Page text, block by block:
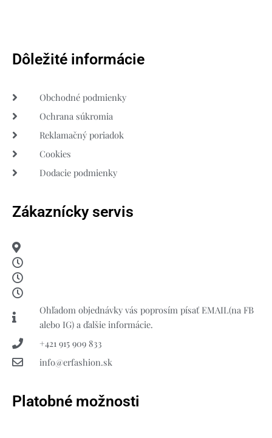
Dôležité informácie
Obchodné podmienky
Ochrana súkromia
Reklamačný poriadok
Cookies
Dodacie podmienky
Zákaznícky servis
Ohľadom objednávky vás poprosím písať EMAIL(na FB
alebo IG) a ďalšie informácie.
+421 915 909 833
info@erfashion.sk
Platobné možnosti